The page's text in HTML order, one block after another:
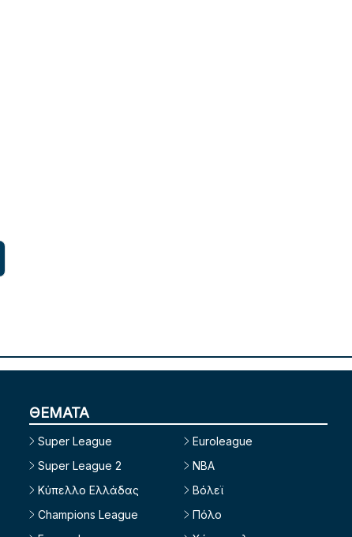
ΘΕΜΑΤΑ
Super League
Super League 2
Κύπελλο Ελλάδας
Champions League
Euroleague
NBA
Βόλεϊ
Πόλο